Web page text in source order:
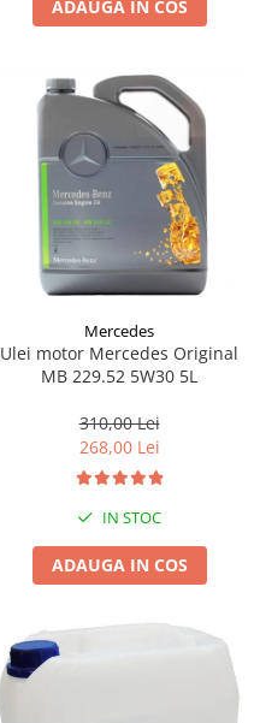
ADAUGA IN COS
Mercedes
Ulei motor Mercedes Original
MB 229.52 5W30 5L
310,00 Lei
268,00 Lei
IN STOC
ADAUGA IN COS